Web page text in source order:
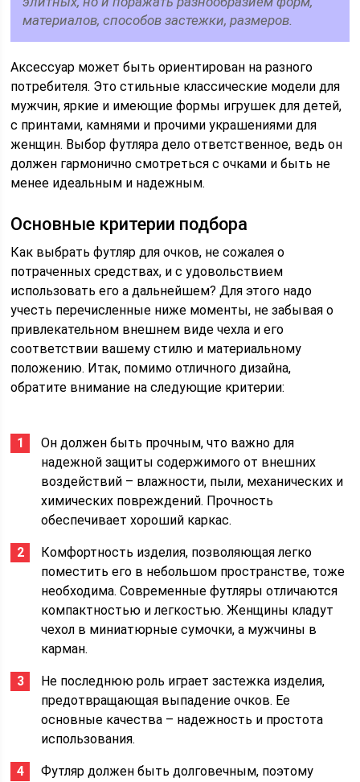
материалов, способов застежки, размеров.
Аксессуар может быть ориентирован на разного
потребителя. Это стильные классические модели для
мужчин, яркие и имеющие формы игрушек для детей,
с принтами, камнями и прочими украшениями для
женщин. Выбор футляра дело ответственное, ведь он
должен гармонично смотреться с очками и быть не
менее идеальным и надежным.
Основные критерии подбора
Как выбрать футляр для очков, не сожалея о
потраченных средствах, и с удовольствием
использовать его а дальнейшем? Для этого надо
учесть перечисленные ниже моменты, не забывая о
привлекательном внешнем виде чехла и его
соответствии вашему стилю и материальному
положению. Итак, помимо отличного дизайна,
обратите внимание на следующие критерии:
Он должен быть прочным, что важно для
надежной защиты содержимого от внешних
воздействий – влажности, пыли, механических и
химических повреждений. Прочность
обеспечивает хороший каркас.
Комфортность изделия, позволяющая легко
поместить его в небольшом пространстве, тоже
необходима. Современные футляры отличаются
компактностью и легкостью. Женщины кладут
чехол в миниатюрные сумочки, а мужчины в
карман.
Не последнюю роль играет застежка изделия,
предотвращающая выпадение очков. Ее
основные качества – надежность и простота
использования.
Футляр должен быть долговечным, поэтому